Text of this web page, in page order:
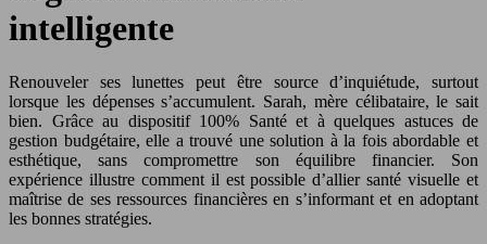
intelligente
Renouveler ses lunettes peut être source d’inquiétude, surtout
lorsque les dépenses s’accumulent. Sarah, mère célibataire, le sait
bien. Grâce au dispositif 100% Santé et à quelques astuces de
gestion budgétaire, elle a trouvé une solution à la fois abordable et
esthétique, sans compromettre son équilibre financier. Son
expérience illustre comment il est possible d’allier santé visuelle et
maîtrise de ses ressources financières en s’informant et en adoptant
les bonnes stratégies.